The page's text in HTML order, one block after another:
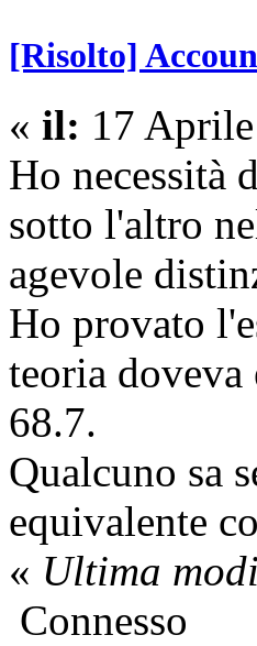
[Risolto]
« il: 17
Ho necessità
sotto l'altro
agevole
Ho provato
teoria doveva
68.7.
Qualcuno sa
equivalente
« Ultima
Connesso